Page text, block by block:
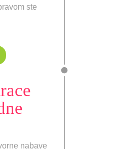
ste
nabave